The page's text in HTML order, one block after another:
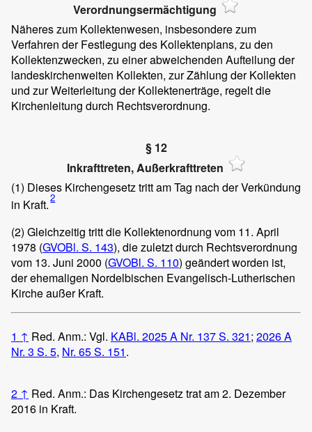
Verordnungsermächtigung
Näheres zum Kollektenwesen, insbesondere zum
Verfahren der Festlegung des Kollektenplans, zu den
Kollektenzwecken, zu einer abweichenden Aufteilung der
landeskirchenweiten Kollekten, zur Zählung der Kollekten
und zur Weiterleitung der Kollektenerträge, regelt die
Kirchenleitung durch Rechtsverordnung.
§ 12
Inkrafttreten, Außerkrafttreten
(1) Dieses Kirchengesetz tritt am Tag nach der Verkündung
in Kraft.2
(2) Gleichzeitig tritt die Kollektenordnung vom 11. April
1978 (GVOBl. S. 143), die zuletzt durch Rechtsverordnung
vom 13. Juni 2000 (GVOBl. S. 110) geändert worden ist,
der ehemaligen Nordelbischen Evangelisch-Lutherischen
Kirche außer Kraft.
1 ↑ Red. Anm.: Vgl. KABl. 2025 A Nr. 137 S. 321; 2026 A
Nr. 3 S. 5, Nr. 65 S. 151.
2 ↑ Red. Anm.: Das Kirchengesetz trat am 2. Dezember
2016 in Kraft.